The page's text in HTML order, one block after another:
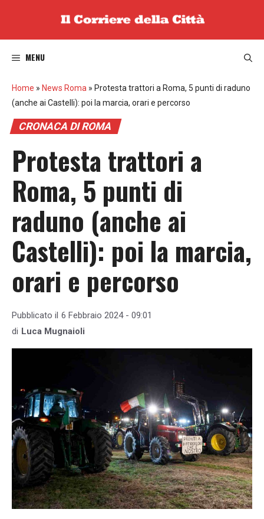
MENU
Home » News Roma » Protesta trattori a Roma, 5 punti di raduno
(anche ai Castelli): poi la marcia, orari e percorso
CRONACA DI ROMA
Protesta trattori a
Roma, 5 punti di
raduno (anche ai
Castelli): poi la marcia,
orari e percorso
Pubblicato il 6 Febbraio 2024 - 09:01
di Luca Mugnaioli